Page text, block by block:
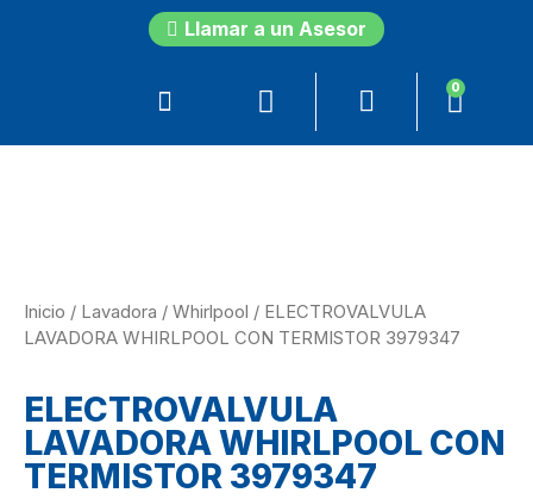
Llamar a un Asesor
0
Inicio / Lavadora / Whirlpool / ELECTROVALVULA
LAVADORA WHIRLPOOL CON TERMISTOR 3979347
ELECTROVALVULA
LAVADORA WHIRLPOOL CON
TERMISTOR 3979347